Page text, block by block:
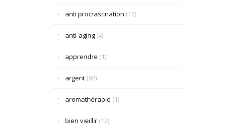
anti procrastination (12)
anti-aging(4)
apprendre (1)
argent(92)
aromathérapie (1)
bien vieillir(12)